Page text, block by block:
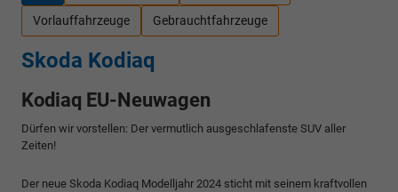
Vorlauffahrzeuge Gebrauchtfahrzeuge
Skoda Kodiaq
Kodiaq EU-Neuwagen
Dürfen wir vorstellen: Der vermutlich ausgeschlafenste SUV aller
Zeiten!
Der neue Skoda Kodiaq Modelljahr 2024 sticht mit seinem kraftvollen